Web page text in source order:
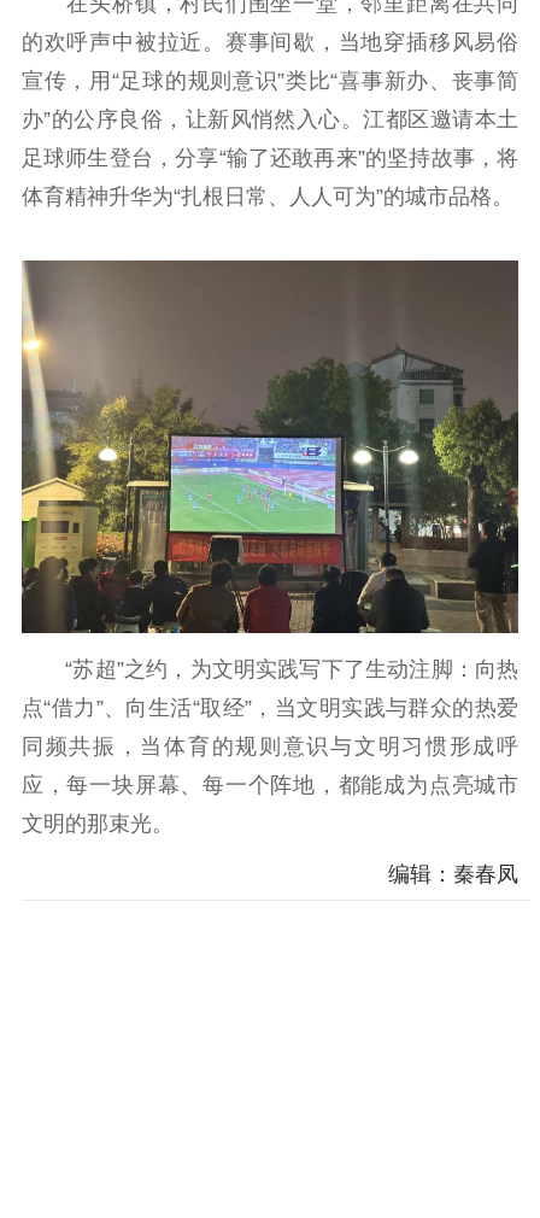
的欢呼声中被拉近。赛事间歇，当地穿插移风易俗
宣传，用“足球的规则意识”类比“喜事新办、丧事简
办”的公序良俗，让新风悄然入心。江都区邀请本土
足球师生登台，分享“输了还敢再来”的坚持故事，将
体育精神升华为“扎根日常、人人可为”的城市品格。
“苏超”之约，为文明实践写下了生动注脚：向热
点“借力”、向生活“取经”，当文明实践与群众的热爱
同频共振，当体育的规则意识与文明习惯形成呼
应，每一块屏幕、每一个阵地，都能成为点亮城市
文明的那束光。
编辑：秦春凤